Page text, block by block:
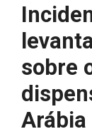
sobre
Arábia